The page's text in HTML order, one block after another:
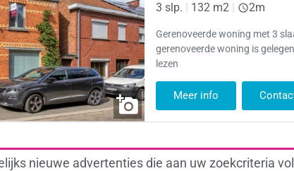
3 slp. 132 m2 2m
Gerenoveerde woning met 3
gerenoveerde woning is
lezen
Meer info
nieuwe advertenties die aan uw zoekcriteria